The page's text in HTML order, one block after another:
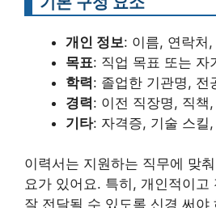
개인 정보: 이름, 연락처,
목표: 직업 목표 또는 자
학력: 졸업한 기관명, 전
경력: 이전 직장명, 직책
기타: 자격증, 기술 스킬
이력서는 지원하는 직무에 맞
요가 있어요. 특히, 개인적이고
잘 전달될 수 있도록 신경 써야